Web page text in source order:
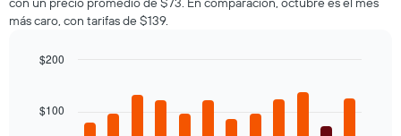
más caro, con tarifas de $139.
with
$100
$200